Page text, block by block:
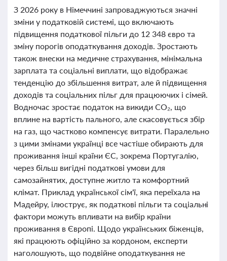
З 2026 року в Німеччині запроваджуються значні
зміни у податковій системі, що включають
підвищення податкової пільги до 12 348 євро та
зміну порогів оподаткування доходів. Зростають
також внески на медичне страхування, мінімальна
зарплата та соціальні виплати, що відображає
тенденцію до збільшення витрат, але й підвищення
доходів та соціальних пільг для працюючих і сімей.
Водночас зростає податок на викиди CO₂, що
вплине на вартість пального, але скасовується збір
на газ, що частково компенсує витрати. Паралельно
з цими змінами українці все частіше обирають для
проживання інші країни ЄС, зокрема Португалію,
через більш вигідні податкові умови для
самозайнятих, доступне житло та комфортний
клімат. Приклад української сім'ї, яка переїхала на
Мадейру, ілюструє, як податкові пільги та соціальні
фактори можуть впливати на вибір країни
проживання в Європі. Щодо українських біженців,
які працюють офіційно за кордоном, експерти
наголошують, що подвійне оподаткування не